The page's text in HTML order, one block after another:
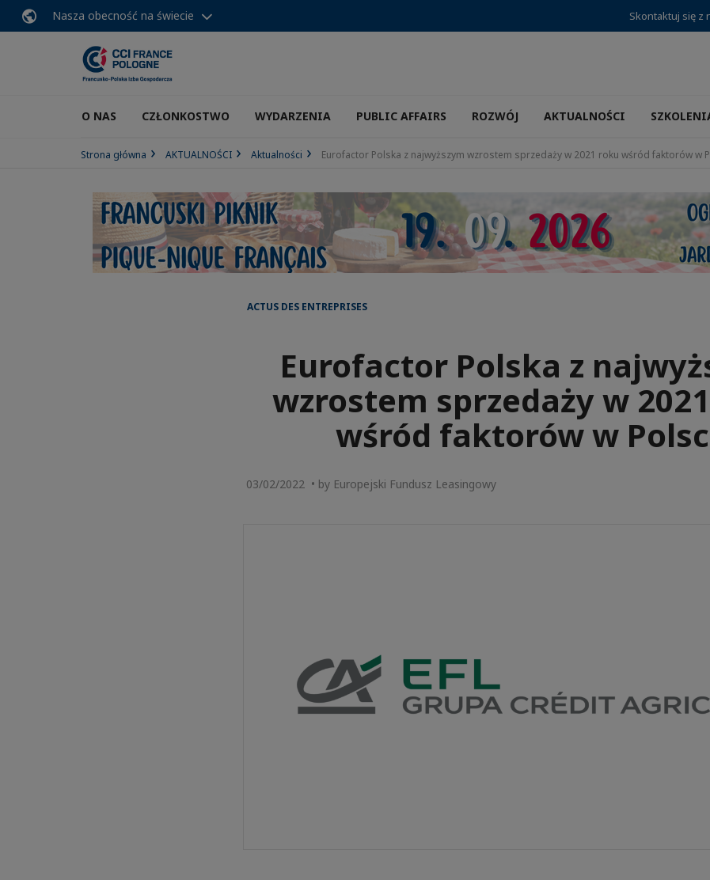
Nasza obecność na świecie Skontaktuj się z
O NAS CZŁONKOSTWO WYDARZENIA PUBLIC AFFAIRS ROZWÓJ AKTUALNOŚCI
Strona główna AKTUALNOŚCI Aktualności Eurofactor Polska z najwyższym wzrostem sprzedaży w 2021 roku wśród faktorów w
ACTUS DES ENTREPRISES
Eurofactor Polska z
wzrostem sprzedaży w
wśród faktorów w
03/02/2022 • by Europejski Fundusz Leasingowy